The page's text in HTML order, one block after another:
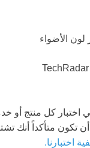
لون الأضواء
كل منتج أو
أن تكون متأكداً أنك
اختبارنا.